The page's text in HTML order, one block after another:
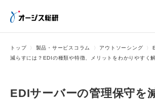
トップ 製品・サービスコラム アウトソーシング
減らすには？EDIの種類や特徴、メリットをわかりやすく
EDIサーバーの管理保守を